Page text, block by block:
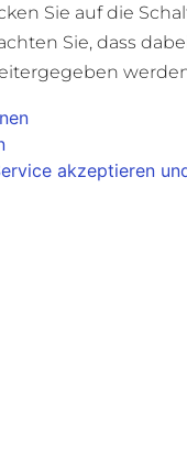
Sie auf die
Sie, dass
akzeptieren